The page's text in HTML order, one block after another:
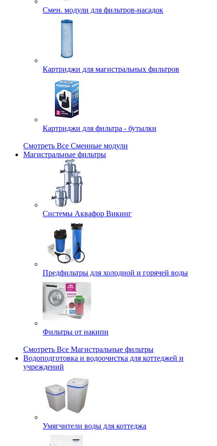
Смен. модули для фильтров-насадок
Картриджи для магистральных фильтров
Картриджи для фильтра - бутылки
Смотреть Все Сменные модули
Магистральные фильтры
Системы Аквафор Викинг
Предфильтры для холодной и горячей воды
Фильтры от накипи
Смотреть Все Магистральные фильтры
Водоподготовка и водоочистка для коттеджей и
учреждений
Умягчители воды для коттеджа